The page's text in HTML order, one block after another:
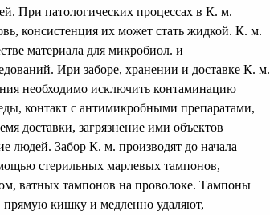
При патологических процессах в К. м.
консистенция их может стать жидкой. К. м.
материала для микробиол. и
Ири заборе, хранении и доставке К. м.
необходимо исключить контаминацию
контакт с антимикробными препаратами,
доставки, загрязнение ими объектов
людей. Забор К. м. производят до начала
стерильных марлевых тампонов,
ватных тампонов на проволоке. Тампоны
прямую кишку и медленно удаляют,